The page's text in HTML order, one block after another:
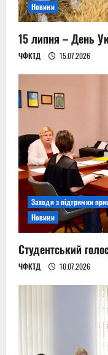
Новини
15 липня – День
ЧФКТД 15.07.2026
Заходи з підтримки
Новини
Студентський
ЧФКТД 10.07.2026